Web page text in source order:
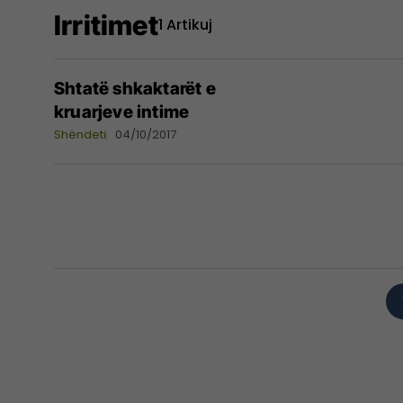
Irritimet1 Artikuj
Shtatë shkaktarët e
kruarjeve intime
Shëndeti 04/10/2017